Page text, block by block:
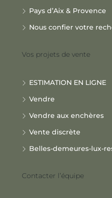
Pays d’Aix & Provence
Nous confier votre
Vos projets de vente
ESTIMATION EN LIGNE
Vendre
Vendre aux enchères
Vente discrète
Belles-demeures-lux-
Contacter l’équipe